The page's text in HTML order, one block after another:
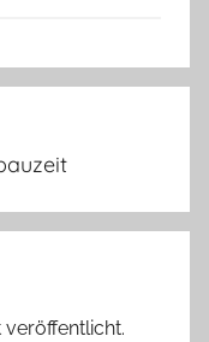
veröffentlicht.